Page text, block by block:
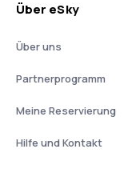
Über eSky
Über uns
Partnerprogramm
Meine Reservierung
Hilfe und Kontakt